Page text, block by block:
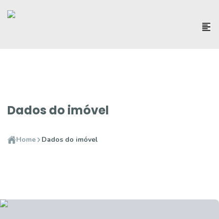
Dados do imóvel
Home Dados do imóvel